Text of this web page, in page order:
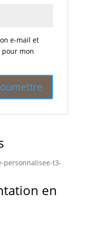
e-mail et
pour mon
en